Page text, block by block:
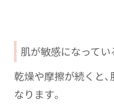
肌が敏感になってい
乾燥や摩擦が続くと
なります。